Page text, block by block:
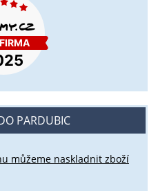
PARDUBIC
můžeme naskladnit zboží